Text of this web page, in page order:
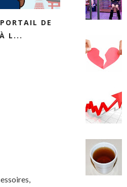
DE
À L...